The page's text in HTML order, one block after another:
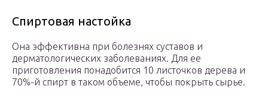
Спиртовая настойка
Она эффективна при болезнях суставов и
дерматологических заболеваниях. Для ее
приготовления понадобится 10 листочков дерева и
70%-й спирт в таком объеме, чтобы покрыть сырье.